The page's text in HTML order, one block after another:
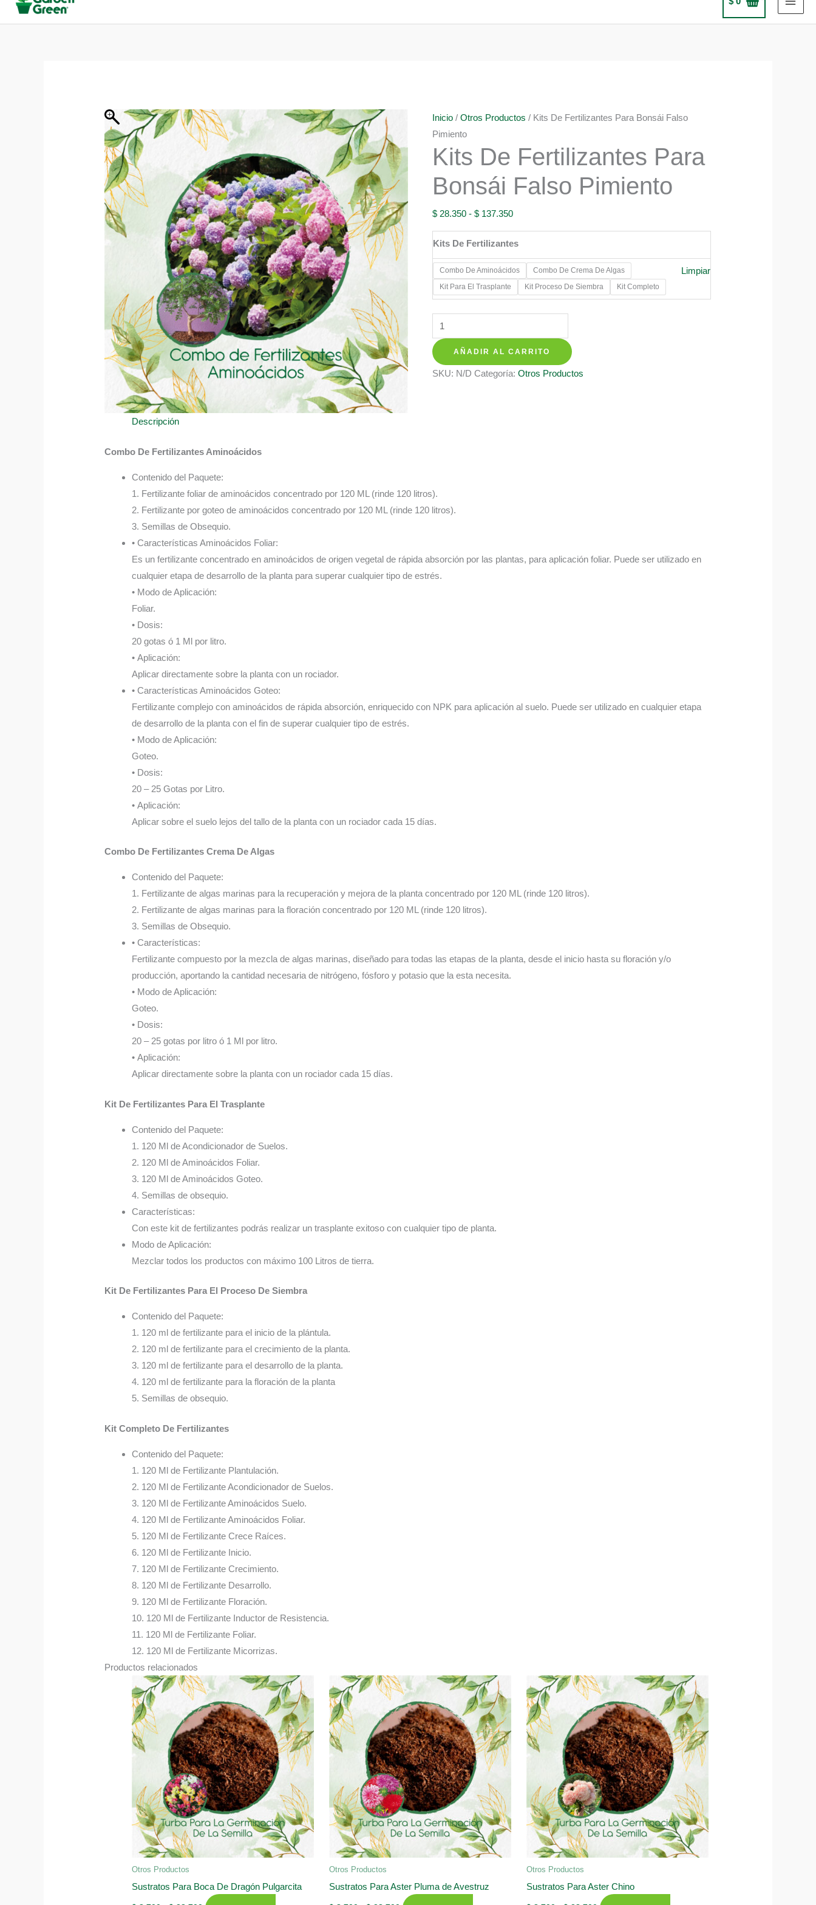
Inicio / Otros Productos / Kits De Fertilizantes Para Bonsái Falso
Pimiento
Kits De Fertilizantes Para
Bonsái Falso Pimiento
$ 28.350 - $ 137.350Rango
de
precios:
desde
$ 28.350
hasta
$ 137.350
Kits De Fertilizantes
Combo De Aminoácidos
Combo De Crema De Algas
Kit Para El Trasplante
Kit Proceso De Siembra Kit Completo
Limpiar
Kits
De
Fertilizantes
Para
AÑADIR AL CARRITO
SKU: N/D Categoría: Otros Productos
Descripción
Combo De Fertilizantes Aminoácidos
Contenido del Paquete:
1. Fertilizante foliar de aminoácidos concentrado por 120 ML (rinde 120 litros).
2. Fertilizante por goteo de aminoácidos concentrado por 120 ML (rinde 120 litros).
3. Semillas de Obsequio.
• Características Aminoácidos Foliar:
Es un fertilizante concentrado en aminoácidos de origen vegetal de rápida absorción por las plantas, para aplicación foliar. Puede ser utilizado en
cualquier etapa de desarrollo de la planta para superar cualquier tipo de estrés.
• Modo de Aplicación:
Foliar.
• Dosis:
20 gotas ó 1 Ml por litro.
• Aplicación:
Aplicar directamente sobre la planta con un rociador.
• Características Aminoácidos Goteo:
Fertilizante complejo con aminoácidos de rápida absorción, enriquecido con NPK para aplicación al suelo. Puede ser utilizado en cualquier etapa
de desarrollo de la planta con el fin de superar cualquier tipo de estrés.
• Modo de Aplicación:
Goteo.
• Dosis:
20 – 25 Gotas por Litro.
• Aplicación:
Aplicar sobre el suelo lejos del tallo de la planta con un rociador cada 15 días.
Combo De Fertilizantes Crema De Algas
Contenido del Paquete:
1. Fertilizante de algas marinas para la recuperación y mejora de la planta concentrado por 120 ML (rinde 120 litros).
2. Fertilizante de algas marinas para la floración concentrado por 120 ML (rinde 120 litros).
3. Semillas de Obsequio.
• Características:
Fertilizante compuesto por la mezcla de algas marinas, diseñado para todas las etapas de la planta, desde el inicio hasta su floración y/o
producción, aportando la cantidad necesaria de nitrógeno, fósforo y potasio que la esta necesita.
• Modo de Aplicación:
Goteo.
• Dosis:
20 – 25 gotas por litro ó 1 Ml por litro.
• Aplicación:
Aplicar directamente sobre la planta con un rociador cada 15 días.
Kit De Fertilizantes Para El Trasplante
Contenido del Paquete:
1. 120 Ml de Acondicionador de Suelos.
2. 120 Ml de Aminoácidos Foliar.
3. 120 Ml de Aminoácidos Goteo.
4. Semillas de obsequio.
Características:
Con este kit de fertilizantes podrás realizar un trasplante exitoso con cualquier tipo de planta.
Modo de Aplicación:
Mezclar todos los productos con máximo 100 Litros de tierra.
Kit De Fertilizantes Para El Proceso De Siembra
Contenido del Paquete:
1. 120 ml de fertilizante para el inicio de la plántula.
2. 120 ml de fertilizante para el crecimiento de la planta.
3. 120 ml de fertilizante para el desarrollo de la planta.
4. 120 ml de fertilizante para la floración de la planta
5. Semillas de obsequio.
Kit Completo De Fertilizantes
Contenido del Paquete:
1. 120 Ml de Fertilizante Plantulación.
2. 120 Ml de Fertilizante Acondicionador de Suelos.
3. 120 Ml de Fertilizante Aminoácidos Suelo.
4. 120 Ml de Fertilizante Aminoácidos Foliar.
5. 120 Ml de Fertilizante Crece Raíces.
6. 120 Ml de Fertilizante Inicio.
7. 120 Ml de Fertilizante Crecimiento.
8. 120 Ml de Fertilizante Desarrollo.
9. 120 Ml de Fertilizante Floración.
10. 120 Ml de Fertilizante Inductor de Resistencia.
11. 120 Ml de Fertilizante Foliar.
12. 120 Ml de Fertilizante Micorrizas.
Productos relacionados
Otros Productos
Sustratos Para Boca De Dragón Pulgarcita
Otros Productos
Sustratos Para Aster Pluma de Avestruz
Otros Productos
Sustratos Para Aster Chino